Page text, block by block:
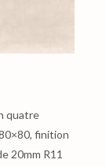
quatre
finition
20mm R11